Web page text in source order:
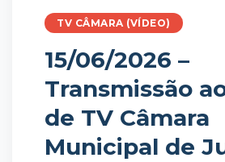
TV CÂMARA (VÍDEO)
15/06/2026 –
Transmissão
de TV Câmara
Municipal de